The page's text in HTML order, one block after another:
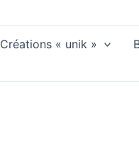
Créations « unik »